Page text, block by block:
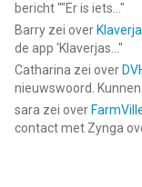
bericht ""Er is iets... "
Barry zei over
de app ‘Klaverjas... "
Catharina zei over
nieuwswoord. Kunnen
sara zei over
contact met Zynga